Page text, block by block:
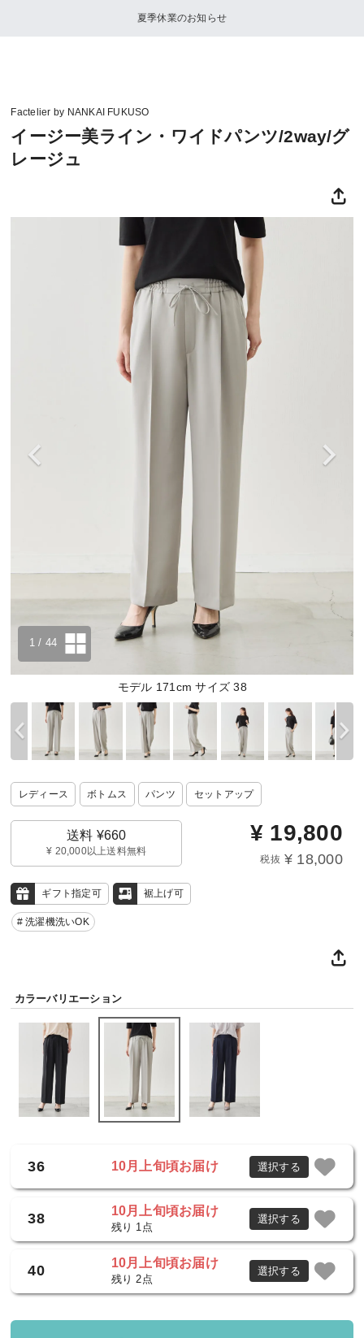
夏季休業のお知らせ
Factelier by NANKAI FUKUSO
イージー美ライン・ワイドパンツ/2way/グ
レージュ
モデル 171cm サイズ 38
1 / 44
レディース ボトムス パンツ セットアップ
送料 ¥660
¥ 20,000以上送料無料
¥ 19,800
税抜 ¥ 18,000
ギフト指定可 裾上げ可
# 洗濯機洗いOK
カラーバリエーション
36 10月上旬頃お届け 選択する
38 10月上旬頃お届け
残り 1点
選択する
40 10月上旬頃お届け
残り 2点
選択する